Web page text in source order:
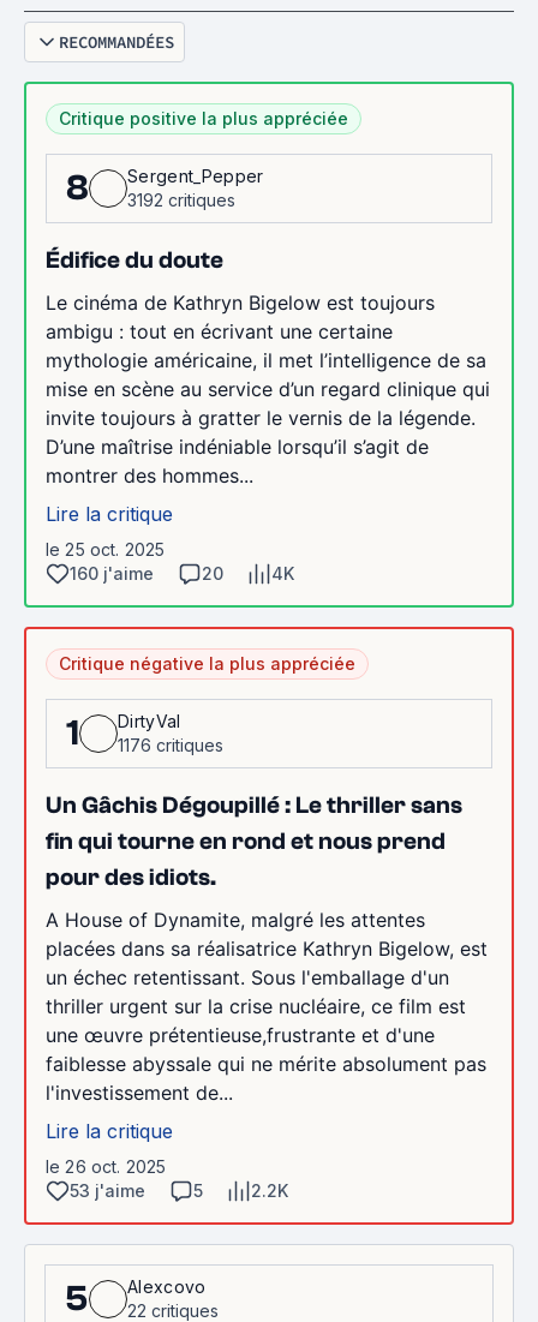
RECOMMANDÉES
Critique positive la plus appréciée
8
Sergent_Pepper
3192 critiques
Édifice du doute
Le cinéma de Kathryn Bigelow est toujours
ambigu : tout en écrivant une certaine
mythologie américaine, il met l’intelligence de sa
mise en scène au service d’un regard clinique qui
invite toujours à gratter le vernis de la légende.
D’une maîtrise indéniable lorsqu’il s’agit de
montrer des hommes...
Lire la critique
le 25 oct. 2025
160 j'aime
20 4K
Critique négative la plus appréciée
1
DirtyVal
1176 critiques
Un Gâchis Dégoupillé : Le thriller sans
fin qui tourne en rond et nous prend
pour des idiots.
A House of Dynamite, malgré les attentes
placées dans sa réalisatrice Kathryn Bigelow, est
un échec retentissant. Sous l'emballage d'un
thriller urgent sur la crise nucléaire, ce film est
une œuvre prétentieuse,frustrante et d'une
faiblesse abyssale qui ne mérite absolument pas
l'investissement de...
Lire la critique
le 26 oct. 2025
53 j'aime
5 2.2K
5
Alexcovo
22 critiques